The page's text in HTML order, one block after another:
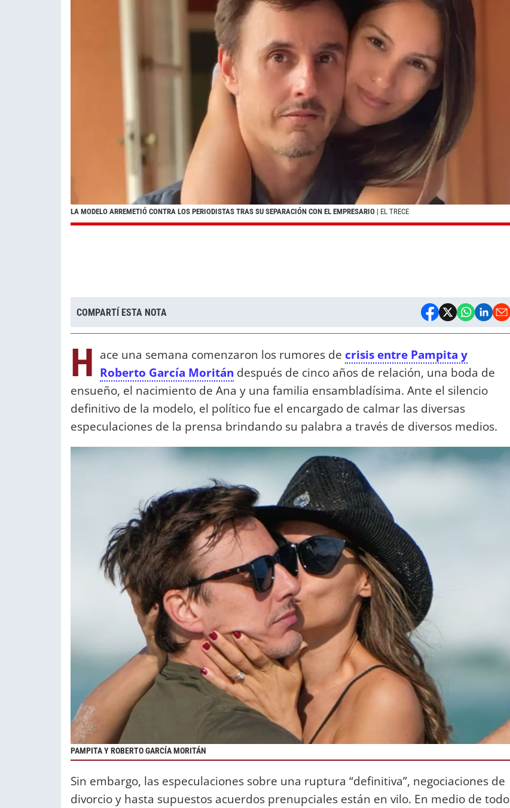
LA MODELO ARREMETIÓ CONTRA LOS PERIODISTAS TRAS SU SEPARACIÓN CON EL EMPRESARIO | EL TRECE
COMPARTÍ ESTA NOTA
H ace una semana comenzaron los rumores de crisis entre Pampita y
Roberto García Moritán después de cinco años de relación, una boda de
ensueño, el nacimiento de Ana y una familia ensambladísima. Ante el silencio
definitivo de la modelo, el político fue el encargado de calmar las diversas
especulaciones de la prensa brindando su palabra a través de diversos medios.
PAMPITA Y ROBERTO GARCÍA MORITÁN
Sin embargo, las especulaciones sobre una ruptura “definitiva”, negociaciones de
divorcio y hasta supuestos acuerdos prenupciales están en vilo. En medio de todo